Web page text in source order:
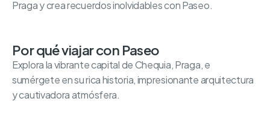
Praga y crea recuerdos inolvidables con Paseo.
Por qué viajar con Paseo
Explora la vibrante capital de Chequia, Praga, e
sumérgete en su rica historia, impresionante arquitectura
y cautivadora atmósfera.